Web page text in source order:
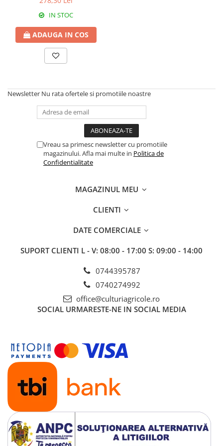
CASTRAVEȚI
Fungicide
Insecticide
CEAPĂ
Fertilizanți foliari
Fertilizanți foliari
CEREALE DE TOAMNĂ
Fertilizanți foliari
CEREALE PĂIOASE
Tratament semințe
Insecticide
Biostimulatori
Fertilizanți foliari
CHIMEN
Insecticide
Insecticide
Fertilizanți foliari
FASOLE BOABE
FASOLE PĂSTĂI
Fertilizanți foliari
Fertilizanți foliari
Insecticide
Acaricide
Biostimulatori
Fertilizanți foliari
Adjuvanți
SEMINȚOASE
Insecticide
IN STOC
ADAUGA IN COS
Newsletter Nu rata ofertele si promotiile noastre
Vreau sa primesc newsletter cu promotiile
magazinului. Afla mai multe in Politica de
Confidentialitate
MAGAZINUL MEU
CLIENTI
DATE COMERCIALE
SUPORT CLIENTI L - V: 08:00 - 17:00 S: 09:00 - 14:00
0744395787
0740274992
office@culturiagricole.ro
SOCIAL URMARESTE-NE IN SOCIAL MEDIA